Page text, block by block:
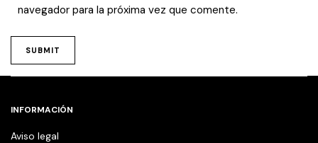
navegador para la próxima vez que comente.
INFORMACIÓN
Aviso legal